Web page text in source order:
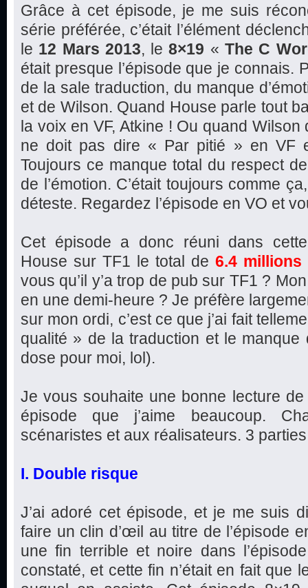
Grâce à cet épisode, je me suis
série préférée, c’était l’élément
le 12 Mars 2013, le8×19 « The C
était presque l’épisode que je connais.
de la sale traduction, du manque
et de Wilson. Quand House parle tout
la voix en VF, Atkine ! Ou quand Wilson
ne doit pas dire « Par pitié » en VF
Toujours ce manque total du respect
de l’émotion. C’était toujours comme
déteste. Regardez l’épisode en VO et
Cet épisode a donc réuni dans
House sur TF1 le total de6.4 millions
vous qu’il y’a trop de pub sur TF1 ?
en une demi-heure ? Je préfère
sur mon ordi, c’est ce que j’ai fait
qualité » de la traduction et le manque
dose pour moi, lol).
Je vous souhaite une bonne lecture
épisode que j’aime beaucoup.
scénaristes et aux réalisateurs. 3 parties
I. Double risque
J’ai adoré cet épisode, et je me suis
faire un clin d’œil au titre de l’épisode
une fin terrible et noire dans
constaté, et cette fin n’était en fait que